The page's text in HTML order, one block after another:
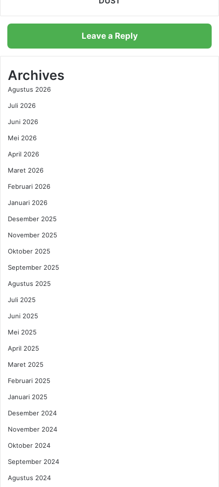
u
T
d
a
k
S
e
a
t
a
n
H
a
u
A
n
a
W
s
p
d
i
!
e
k
n
S
o
s
C
e
a
t
t
a
i
a
s
l
a
R
a
a
M
e
g
g
n
a
a
O
Leave a Reply
Archives
Agustus 2026
Juli 2026
Juni 2026
Mei 2026
April 2026
Maret 2026
Februari 2026
Januari 2026
Desember 2025
November 2025
Oktober 2025
September 2025
Agustus 2025
Juli 2025
Juni 2025
Mei 2025
April 2025
Maret 2025
Februari 2025
Januari 2025
Desember 2024
November 2024
Oktober 2024
September 2024
Agustus 2024